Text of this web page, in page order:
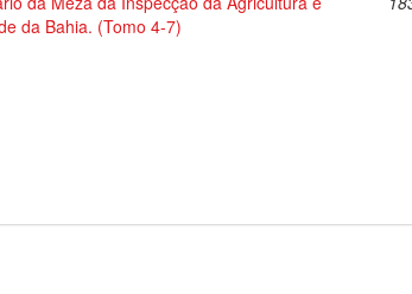
da Bahia. (Tomo 4-7)